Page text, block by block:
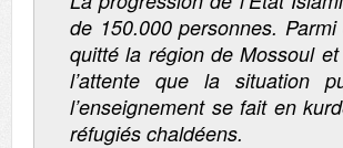
de 150.000 personnes.
quitté la région de Mossoul
l’attente que la situation
l’enseignement se fait en
réfugiés chaldéens.